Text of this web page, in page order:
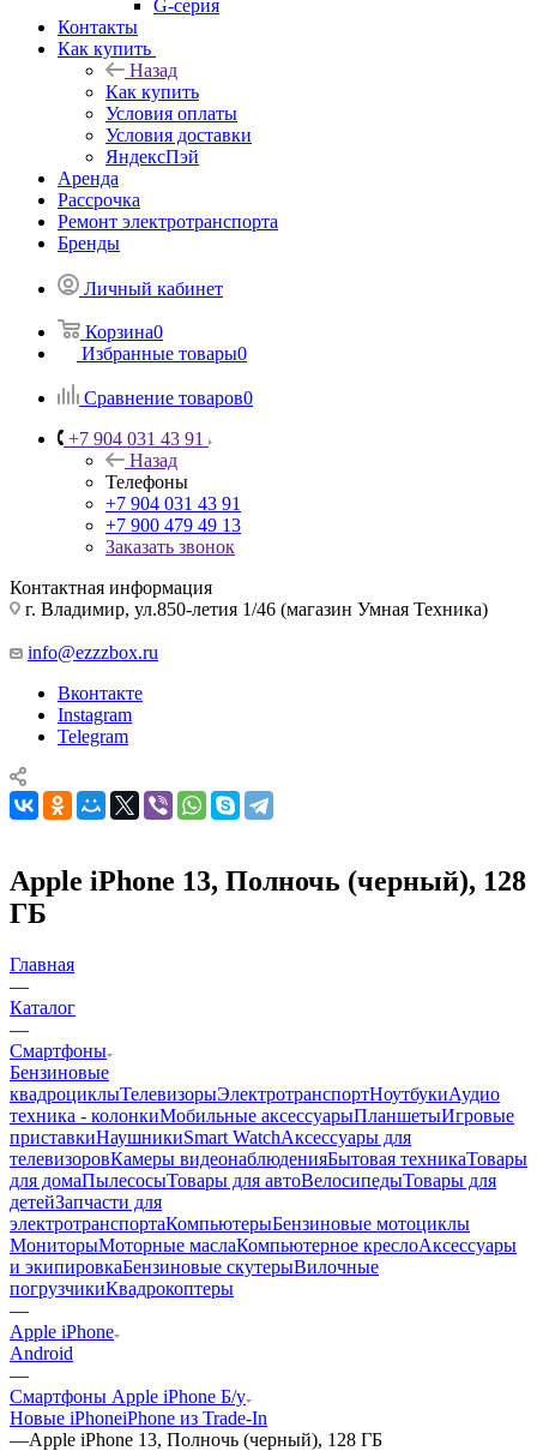
G-серия
Контакты
Как купить
Назад
Как купить
Условия оплаты
Условия доставки
ЯндексПэй
Аренда
Рассрочка
Ремонт электротранспорта
Бренды
Личный кабинет
Корзина0
Избранные товары0
Сравнение товаров0
+7 904 031 43 91
Назад
Телефоны
+7 904 031 43 91
+7 900 479 49 13
Заказать звонок
Контактная информация
г. Владимир, ул.850-летия 1/46 (магазин Умная Техника)
info@ezzzbox.ru
Вконтакте
Instagram
Telegram
Apple iPhone 13, Полночь (черный), 128
ГБ
Главная
—
Каталог
—
Смартфоны
Бензиновые
квадроциклыТелевизорыЭлектротранспортНоутбукиАудио
техника - колонкиМобильные аксессуарыПланшетыИгровые
приставкиНаушникиSmart WatchАксессуары для
телевизоровКамеры видеонаблюденияБытовая техникаТовары
для домаПылесосыТовары для автоВелосипедыТовары для
детейЗапчасти для
электротранспортаКомпьютерыБензиновые мотоциклы
МониторыМоторные маслаКомпьютерное креслоАксессуары
и экипировкаБензиновые скутерыВилочные
погрузчикиКвадрокоптеры
—
Apple iPhone
Android
—
Смартфоны Apple iPhone Б/у
Новые iPhoneiPhone из Trade-In
—Apple iPhone 13, Полночь (черный), 128 ГБ